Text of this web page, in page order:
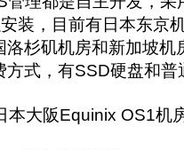
装，目前有日本东京
洛杉矶机房和新加坡机
式，有SSD硬盘和
本大阪Equinix OS1机